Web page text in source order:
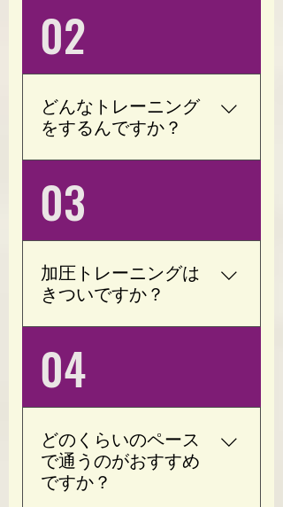
は「運動が苦手」「ジム
が続かなかった」「何年
も運動をしていない」と
いう方が多く通われてい
ます。 加圧トレーニング
は低負荷・短時間でも効
率よく身体を動かせるた
め、運動初心者の方でも
無理なく始められます。
お一人おひとりの体力や
目的に合わせて進めます
ので、安心してご利用く
ださい。
02
どんなトレーニング
をするんですか？
ンに行います。 腕や脚の
付け根に専用の加圧ベル
トを装着し、軽い負荷で
トレーニングを行いま
す。 お身体の状態や目標
に合わせて内容を調整い
たしますので、初心者の
方でも安心して取り組め
ます。
03
加圧トレーニングは
きついですか？
客様一人ひとりのお身体
に合わせて加圧の強さを
調整しています。 無理に
追い込むトレーニングで
はなく、運動が苦手な方
でも続けやすい内容をご
提案しています。
04
どのくらいのペース
で通うのがおすすめ
ですか？